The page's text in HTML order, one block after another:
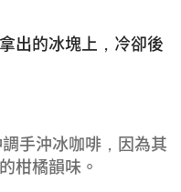
出的冰塊上，冷卻後
手沖冰咖啡，因為其
柑橘韻味。